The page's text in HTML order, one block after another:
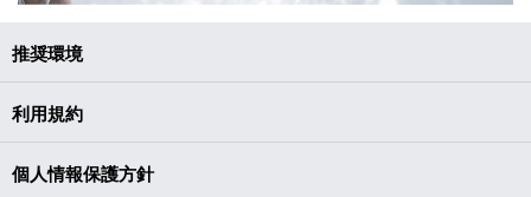
推奨環境
利用規約
個人情報保護方針